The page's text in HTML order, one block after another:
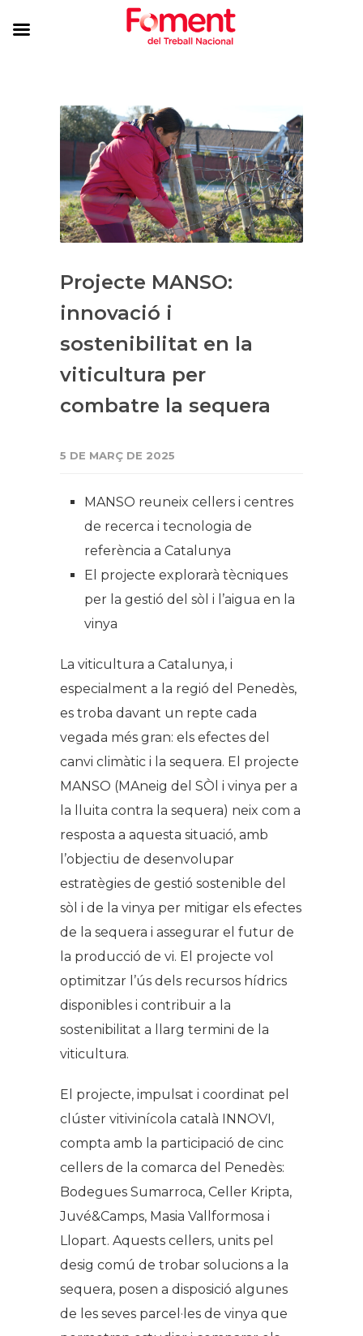
Projecte MANSO:
innovació i
sostenibilitat en la
viticultura per
combatre la sequera
5 DE MARÇ DE 2025
MANSO reuneix cellers i centres
de recerca i tecnologia de
referència a Catalunya
El projecte explorarà tècniques
per la gestió del sòl i l’aigua en la
vinya
La viticultura a Catalunya, i
especialment a la regió del Penedès,
es troba davant un repte cada
vegada més gran: els efectes del
canvi climàtic i la sequera. El projecte
MANSO (MAneig del SÒl i vinya per a
la lluita contra la sequera) neix com a
resposta a aquesta situació, amb
l’objectiu de desenvolupar
estratègies de gestió sostenible del
sòl i de la vinya per mitigar els efectes
de la sequera i assegurar el futur de
la producció de vi. El projecte vol
optimitzar l’ús dels recursos hídrics
disponibles i contribuir a la
sostenibilitat a llarg termini de la
viticultura.
El projecte, impulsat i coordinat pel
clúster vitivinícola català INNOVI,
compta amb la participació de cinc
cellers de la comarca del Penedès:
Bodegues Sumarroca, Celler Kripta,
Juvé&Camps, Masia Vallformosa i
Llopart. Aquests cellers, units pel
desig comú de trobar solucions a la
sequera, posen a disposició algunes
de les seves parcel·les de vinya que